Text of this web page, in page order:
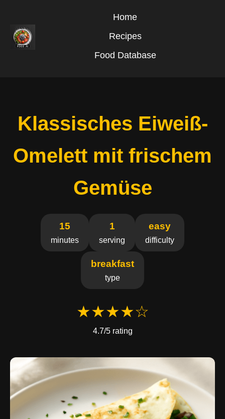
Home
Recipes
Food Database
Klassisches Eiweiß-
Omelett mit frischem
Gemüse
15
minutes
1
serving
easy
difficulty
breakfast
type
★★★★☆
4.7/5 rating